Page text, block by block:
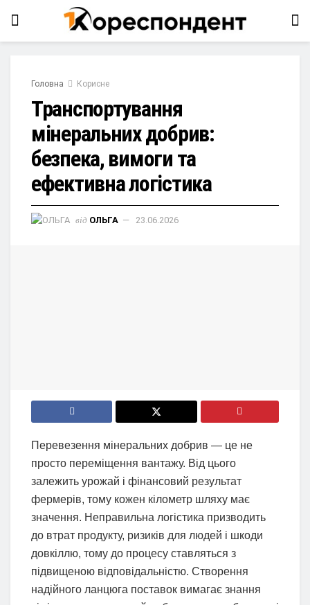
Головна Корисне
Транспортування
мінеральних добрив:
безпека, вимоги та
ефективна логістика
від ОЛЬГА 23.06.2026
Перевезення мінеральних добрив — це не
просто переміщення вантажу. Від цього
залежить урожай і фінансовий результат
фермерів, тому кожен кілометр шляху має
значення. Неправильна логістика призводить
до втрат продукту, ризиків для людей і шкоди
довкіллю, тому до процесу ставляться з
підвищеною відповідальністю. Створення
надійного ланцюга поставок вимагає знання